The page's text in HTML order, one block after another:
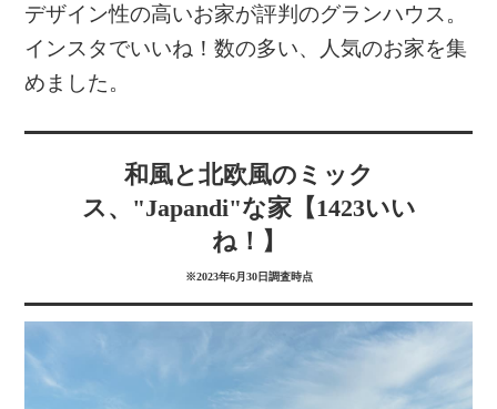
デザイン性の高いお家が評判のグランハウス。
インスタでいいね！数の多い、人気のお家を集
めました。
和風と北欧風のミック
ス、"Japandi"な家【1423いい
ね！】
※2023年6月30日調査時点